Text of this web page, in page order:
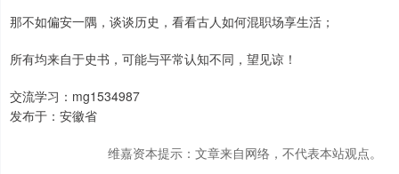
那不如偏安一隅，谈谈历史，看看古人如何混职场享生活；
所有均来自于史书，可能与平常认知不同，望见谅！
交流学习：mg1534987
发布于：安徽省
维嘉资本提示：文章来自网络，不代表本站观点。